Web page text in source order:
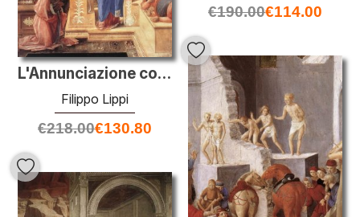
€190.00€114.00
L'Annunciazione con due Inginocchiarsi donatori
Filippo Lippi
€218.00€130.80